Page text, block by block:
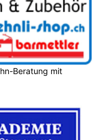
Beratung mit